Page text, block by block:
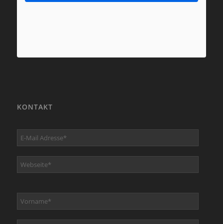
KONTAKT
E-Mail Adresse*
Webseite*
Vorname*